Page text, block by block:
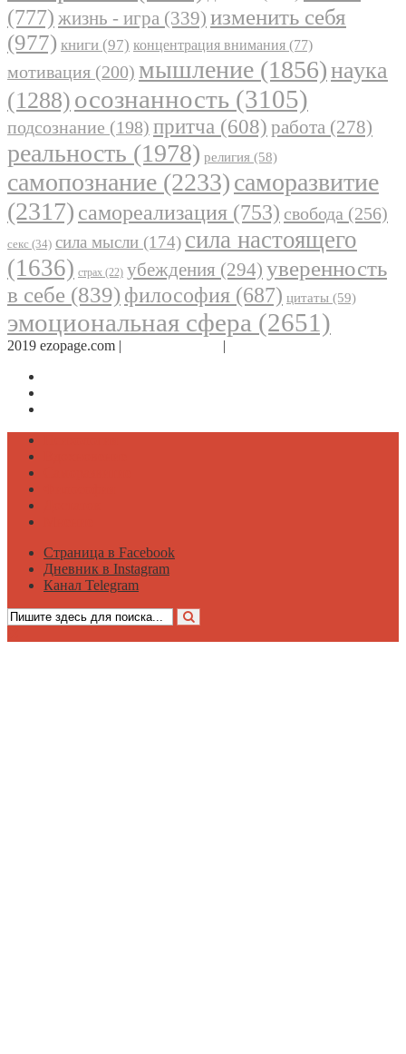
(777) жизнь - игра (339) изменить себя
(977) книги (97) концентрация внимания (77)
мотивация (200) мышление (1856)наука
(1288) осознанность (3105)
подсознание (198) притча (608) работа (278)
реальность (1978) религия (58)
самопознание (2233)саморазвитие
(2317) самореализация (753) свобода (256)
секс (34) сила мысли (174) сила настоящего
(1636) страх (22) убеждения (294) уверенность
в себе (839) философия (687) цитаты (59)
эмоциональная сфера (2651)
2019 ezopage.com | |
Страница в Facebook
Дневник в Instagram
Канал Telegram